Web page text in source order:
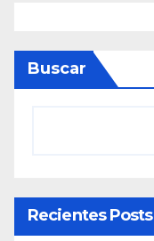
Buscar
Recientes Posts